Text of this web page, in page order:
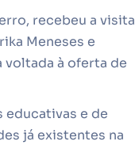
recebeu a visita
Meneses e
voltada à oferta de
e de
já existentes na